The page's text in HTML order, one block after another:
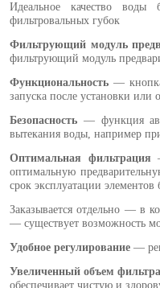
Идеальное качество
фильтровальных губок
Фильтрующий модуль
фильтрующий модуль
Функциональность —
запуска после установки или
Безопасность — функция
вытекания воды, например
Оптимальная фильтрация
оптимальную
срок эксплуатации
Заказывается отдельно — в
— существует возможность
Удобное регулирование —
Увеличенный объем
обеспечивает чистую и